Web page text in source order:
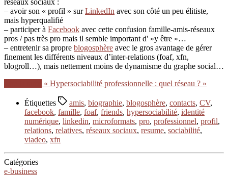
– avoir son « profil » surLinkedIn avec son côté un peu élitiste,
mais hyperqualifié
– participer à Facebook avec cette confusion famille-amis-réseaux
pros / pas très pro mais il semble important d' »y être »…
– entretenir sa propre blogosphère avec le gros avantage de gérer
finement les différents niveaux d’inter-relations (foaf, xfn,
blogroll…), mais nettement moins de dynamisme du graphe social…
« Hypersociabilité professionnelle : quel réseau ? »
Étiquettes amis, biographie, blogosphère, contacts, CV,
facebook, famille, foaf, friends, hypersociabilité, identité
numérique, linkedin, microformats, pro, professionnel, profil,
relations, relatives, réseaux sociaux, resume, sociabilité,
viadeo, xfn
Catégories
e-business